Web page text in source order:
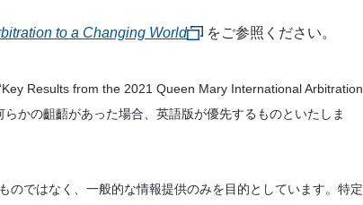
to a Changing World をご参照ください。
Results from the 2021 Queen Mary International Arbitration
かの齟齬があった場合、英語版が優先するものといたしま
のではなく、一般的な情報提供のみを目的としています。特定